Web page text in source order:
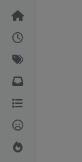
Weiter zum Inhalt